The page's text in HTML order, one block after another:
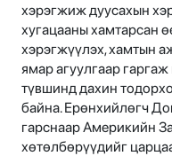
хэрэгжиж дуусахын
хугацааны хамтарсан
хэрэгжүүлэх, хамтын
ямар агуулгаар гаргаж
түвшинд дахин
байна. Ерөнхийлөгч
гарснаар Америкийн
хөтөлбөрүүдийг